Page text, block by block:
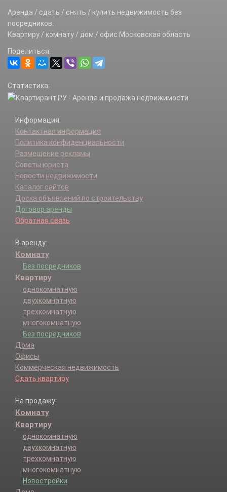
Аренда / сдать / снять / купить недвижимость без
посредников.
Квартиру / комнату / дом / офис Московская область
Поделиться:
Статистика:
Информация:
Контактная информация
Политика конфиденциальности
Размещение рекламы
Советы юриста
Новости недвижимости
Каталог сайтов
Доска объявлений по строительству
Договор аренды
Обратная связь
В аренду:
Комнату
Без посредников
Квартиру
однокомнатную
двухкомнатную
трехкомнатную
многокомнатную
Без посредников
Дома
Офисы
Коммерческая недвижимость
Сдать квартиру
На продажу:
Комнату
Квартиру
однокомнатную
двухкомнатную
трехкомнатную
многокомнатную
Новостройки